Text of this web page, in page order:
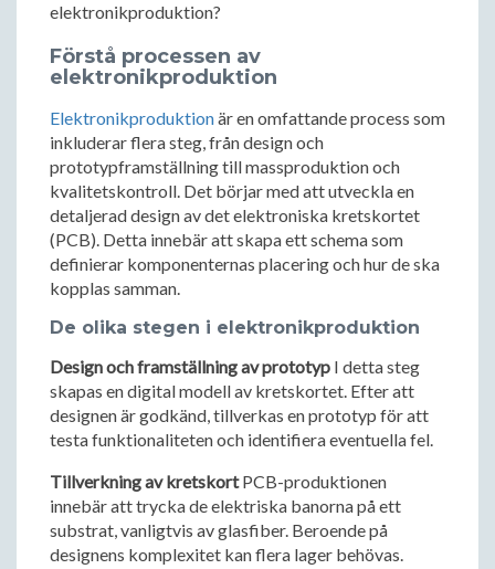
elektronikproduktion?
Förstå processen av
elektronikproduktion
Elektronikproduktionär en omfattande process som
inkluderar flera steg, från design och
prototypframställning till massproduktion och
kvalitetskontroll. Det börjar med att utveckla en
detaljerad design av det elektroniska kretskortet
(PCB). Detta innebär att skapa ett schema som
definierar komponenternas placering och hur de ska
kopplas samman.
De olika stegen i elektronikproduktion
Design och framställning av prototyp I detta steg
skapas en digital modell av kretskortet. Efter att
designen är godkänd, tillverkas en prototyp för att
testa funktionaliteten och identifiera eventuella fel.
Tillverkning av kretskortPCB-produktionen
innebär att trycka de elektriska banorna på ett
substrat, vanligtvis av glasfiber. Beroende på
designens komplexitet kan flera lager behövas.